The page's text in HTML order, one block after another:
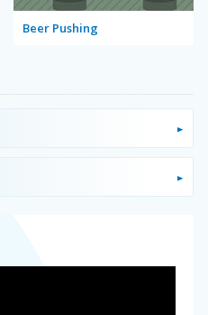
Beer Pushing